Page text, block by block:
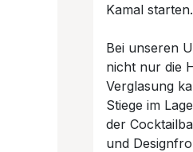
Kamal
Bei unseren
nicht nur die
Verglasung
Stiege im
der
und